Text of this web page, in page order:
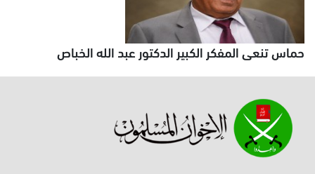
حماس تنعى المفكر الكبير الدكتور عبد الله الخباص